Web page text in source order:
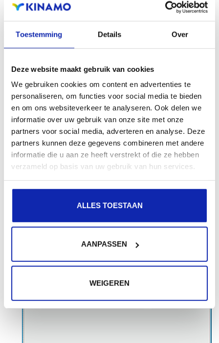
Toestemming Details Over
Deze website maakt gebruik van cookies
We gebruiken cookies om content en advertenties te
personaliseren, om functies voor social media te bieden
en om ons websiteverkeer te analyseren. Ook delen we
informatie over uw gebruik van onze site met onze
partners voor social media, adverteren en analyse. Deze
partners kunnen deze gegevens combineren met andere
informatie die u aan ze heeft verstrekt of die ze hebben
verzameld op basis van uw gebruik van hun services.
ALLES TOESTAAN
AANPASSEN
WEIGEREN
chiffrement- SelectionnezMicrosoft RSA
Schannel Cryptographic Provider.
Longueur en bits- Sélectionnez au moins 2048
bits.
Dans le dialogueNom du fichier, sélectionnez où
sauvegarder votre fichier CSR. Ensuite, à l'aide de
Windows Explorer, trouver votre CSR, double-
cliquez-le pour l'ouvrir, et copiez en le contenu, y
compris les lignes BEGIN CERTIFICATE REQUEST et